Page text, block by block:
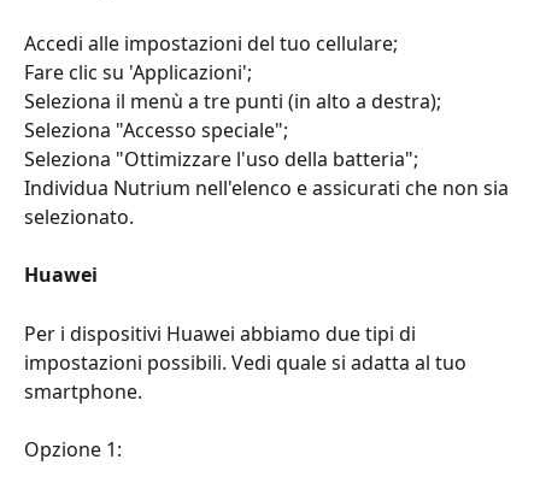
Accedi alle impostazioni del tuo cellulare;
Fare clic su 'Applicazioni';
Seleziona il menù a tre punti (in alto a destra);
Seleziona "Accesso speciale";
Seleziona "Ottimizzare l'uso della batteria";
Individua Nutrium nell'elenco e assicurati che non sia
selezionato.
Huawei
Per i dispositivi Huawei abbiamo due tipi di
impostazioni possibili. Vedi quale si adatta al tuo
smartphone.
Opzione 1: